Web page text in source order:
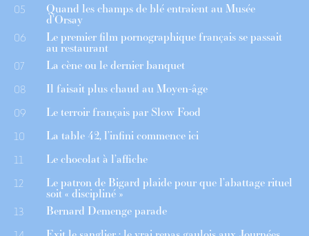
05 Quand les champs de blé entraient au Musée
d’Orsay
06 Le premier film pornographique français se passait
au restaurant
07 La cène ou le dernier banquet
08 Il faisait plus chaud au Moyen-âge
09 Le terroir français par Slow Food
10 La table 42, l’infini commence ici
11 Le chocolat à l’affiche
12 Le patron de Bigard plaide pour que l’abattage rituel
soit « discipliné »
13 Bernard Demenge parade